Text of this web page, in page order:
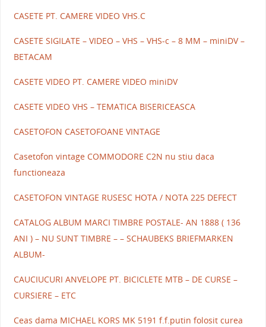
CASETE PT. CAMERE VIDEO VHS.C
CASETE SIGILATE – VIDEO – VHS – VHS-c – 8 MM – miniDV –
BETACAM
CASETE VIDEO PT. CAMERE VIDEO miniDV
CASETE VIDEO VHS – TEMATICA BISERICEASCA
CASETOFON CASETOFOANE VINTAGE
Casetofon vintage COMMODORE C2N nu stiu daca
functioneaza
CASETOFON VINTAGE RUSESC HOTA / NOTA 225 DEFECT
CATALOG ALBUM MARCI TIMBRE POSTALE- AN 1888 ( 136
ANI ) – NU SUNT TIMBRE – – SCHAUBEKS BRIEFMARKEN
ALBUM-
CAUCIUCURI ANVELOPE PT. BICICLETE MTB – DE CURSE –
CURSIERE – ETC
Ceas dama MICHAEL KORS MK 5191 f.f.putin folosit curea